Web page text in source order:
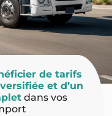
de tarifs
et d’un
dans vos